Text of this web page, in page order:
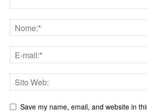
Save my name, email, and website in